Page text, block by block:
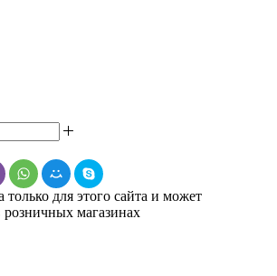
только для этого сайта и может
розничных магазинах